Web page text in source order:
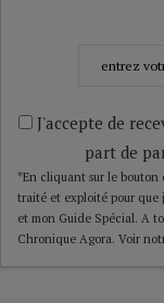
J'accepte de
part de
*En cliquant sur le bouton
traité et exploité pour que
et mon Guide Spécial. A
Chronique Agora. Voir